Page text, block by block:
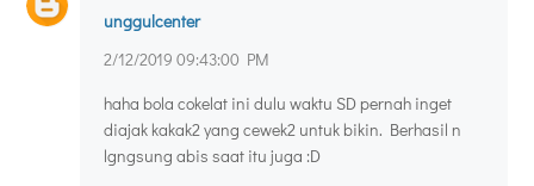
unggulcenter
2/12/2019 09:43:00 PM
haha bola cokelat ini dulu waktu SD pernah inget
diajak kakak2 yang cewek2 untuk bikin. Berhasil n
lgngsung abis saat itu juga :D